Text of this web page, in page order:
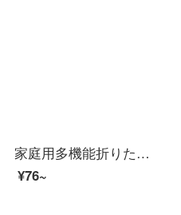
家庭用多機能折りたたみ式携帯用ミニトランペットはさみdiy手作りナイフ文房具ハサミ(シングル)を印刷します。
¥76~